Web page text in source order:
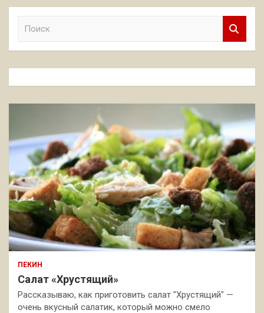
к
ПЕКИН
Салат «Хрустящий»
Рассказываю, как приготовить салат "Хрустящий" —
очень вкусный салатик, который можно смело